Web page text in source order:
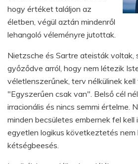
hogy értéket találjon az
életben, végül aztán mindenről
lehangoló véleményre jutottak.
Nietzsche és Sartre ateisták voltak,
győződve arról, hogy nem létezik
véletlenszerűnek, terv nélkülinek kell
"Egyszerűen csak van". Belső cél
irracionális és nincs semmi értelme.
minden becsületes embernek fel kell
egyetlen logikus következtetés nem
kétségbeesés.